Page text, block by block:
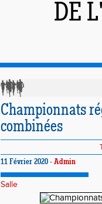
DE
Championnats
combinées
11 Février 2020 - Admin
Salle